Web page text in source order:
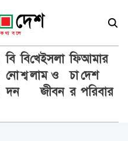
বি
নো
দন
বি
শ্ব
খে
লা
ইসলা
ম ও
জীবন
ফি
চা
র
আমার
দেশ
পরিবার